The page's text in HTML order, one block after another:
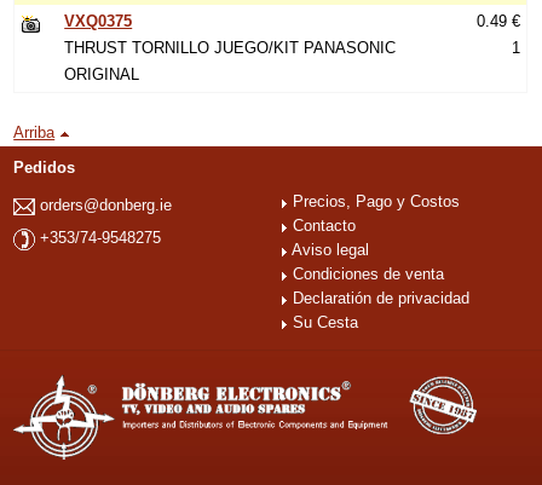
VXQ0375
THRUST TORNILLO JUEGO/KIT PANASONIC
ORIGINAL
0.49 €
1
Arriba
Pedidos
orders@donberg.ie
+353/74-9548275
Precios, Pago y Costos
Contacto
Aviso legal
Condiciones de venta
Declaratión de privacidad
Su Cesta